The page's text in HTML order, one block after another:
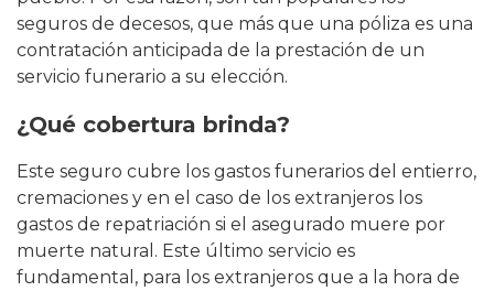
seguros de decesos, que más que una póliza es una
contratación anticipada de la prestación de un
servicio funerario a su elección.
¿Qué cobertura brinda?
Este seguro cubre los gastos funerarios del entierro,
cremaciones y en el caso de los extranjeros los
gastos de repatriación si el asegurado muere por
muerte natural. Este último servicio es
fundamental, para los extranjeros que a la hora de